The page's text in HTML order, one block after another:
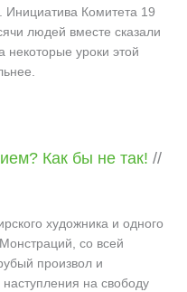
Инициатива Комитета 19
людей вместе сказали
некоторые уроки этой
Как бы не так! //
художника и одного
со всей
произвол и
наступления на свободу